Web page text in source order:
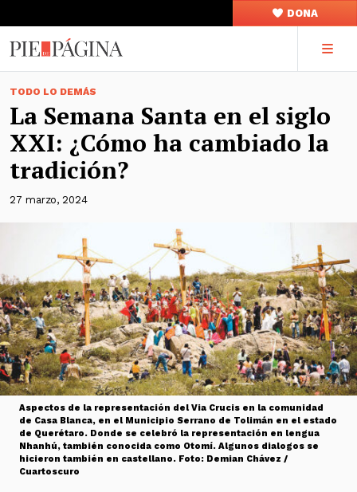
DONA
TODO LO DEMÁS
La Semana Santa en el siglo
XXI: ¿Cómo ha cambiado la
tradición?
27 marzo, 2024
Aspectos de la representación del Via Crucis en la comunidad
de Casa Blanca, en el Municipio Serrano de Tolimán en el estado
de Querétaro. Donde se celebró la representación en lengua
Nhanhú, también conocida como Otomí. Algunos dialogos se
hicieron también en castellano. Foto: Demian Chávez /
Cuartoscuro